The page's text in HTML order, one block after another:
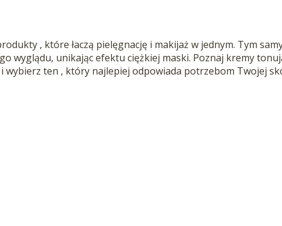
, które łaczą pielęgnację i makijaż w jednym. Tym
wyglądu, unikając efektu ciężkiej maski. Poznaj kremy
wybierz ten , który najlepiej odpowiada potrzebom Twojej